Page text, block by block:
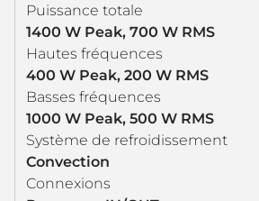
Puissance totale
1400 W Peak, 700 W RMS
Hautes fréquences
400 W Peak, 200 W RMS
Basses fréquences
1000 W Peak, 500 W RMS
Système de refroidissement
Convection
Connexions